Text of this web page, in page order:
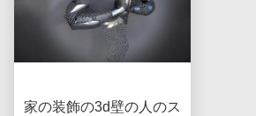
家の装飾の3d壁の人のス